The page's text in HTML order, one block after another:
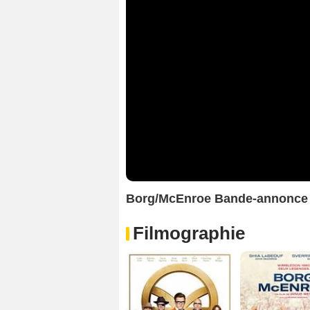
Borg/McEnroe Bande-annonce
Filmographie